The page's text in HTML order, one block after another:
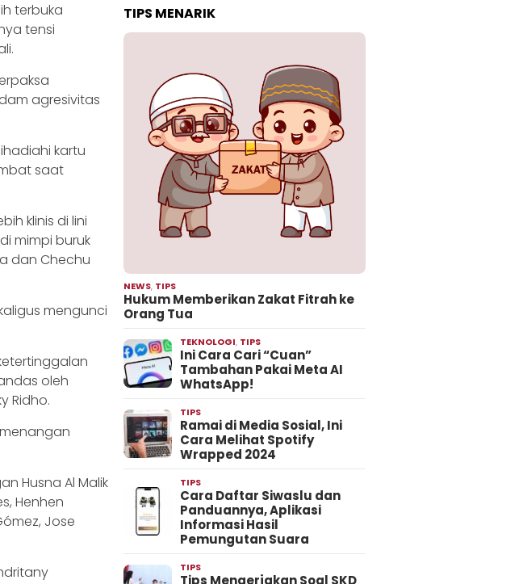
terbuka
tensi
agresivitas
kartu
saat
klinis di lini
mimpi buruk
dan Chechu
mengunci
oleh
Ridho.
Husna Al Malik
Henhen
Jose
TIPS MENARIK
NEWS, TIPS
Hukum Memberikan Zakat Fitrah ke
Orang Tua
TEKNOLOGI, TIPS
Ini Cara Cari “Cuan”
Tambahan Pakai Meta AI
WhatsApp!
TIPS
Ramai di Media Sosial, Ini
Cara Melihat Spotify
Wrapped 2024
TIPS
Cara Daftar Siwaslu dan
Panduannya, Aplikasi
Informasi Hasil
Pemungutan Suara
TIPS